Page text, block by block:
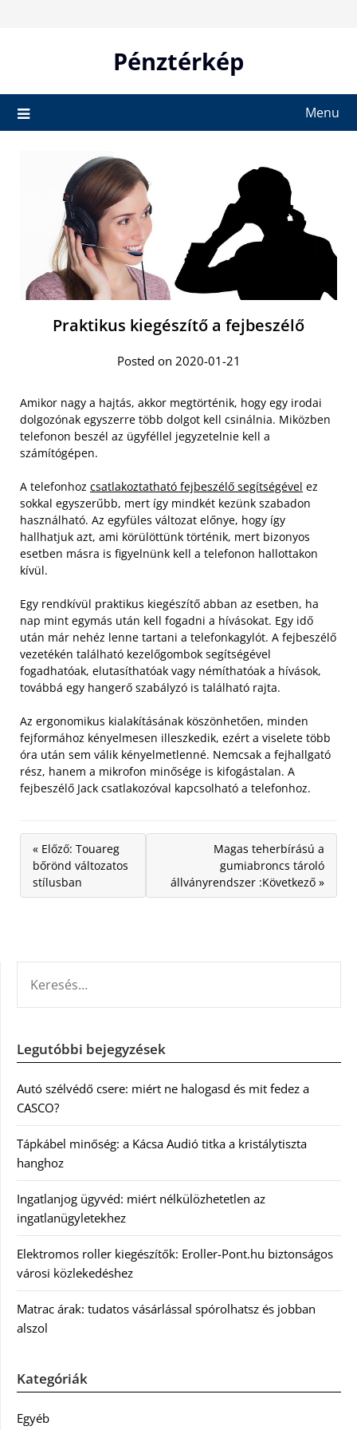
Pénztérkép
Menu
Praktikus kiegészítő a fejbeszélő
Posted on 2020-01-21
Amikor nagy a hajtás, akkor megtörténik, hogy egy irodai
dolgozónak egyszerre több dolgot kell csinálnia. Miközben
telefonon beszél az ügyféllel jegyzetelnie kell a
számítógépen.
A telefonhoz csatlakoztatható fejbeszélő segítségével ez
sokkal egyszerűbb, mert így mindkét kezünk szabadon
használható. Az egyfüles változat előnye, hogy így
hallhatjuk azt, ami körülöttünk történik, mert bizonyos
esetben másra is figyelnünk kell a telefonon hallottakon
kívül.
Egy rendkívül praktikus kiegészítő abban az esetben, ha
nap mint egymás után kell fogadni a hívásokat. Egy idő
után már nehéz lenne tartani a telefonkagylót. A fejbeszélő
vezetékén található kezelőgombok segítségével
fogadhatóak, elutasíthatóak vagy némíthatóak a hívások,
továbbá egy hangerő szabályzó is található rajta.
Az ergonomikus kialakításának köszönhetően, minden
fejformához kényelmesen illeszkedik, ezért a viselete több
óra után sem válik kényelmetlenné. Nemcsak a fejhallgató
rész, hanem a mikrofon minősége is kifogástalan. A
fejbeszélő Jack csatlakozóval kapcsolható a telefonhoz.
« Előző: Touareg
bőrönd változatos
stílusban
Magas teherbírású a
gumiabroncs tároló
állványrendszer :Következő »
Legutóbbi bejegyzések
Autó szélvédő csere: miért ne halogasd és mit fedez a
CASCO?
Tápkábel minőség: a Kácsa Audió titka a kristálytiszta
hanghoz
Ingatlanjog ügyvéd: miért nélkülözhetetlen az
ingatlanügyletekhez
Elektromos roller kiegészítők: Eroller-Pont.hu biztonságos
városi közlekedéshez
Matrac árak: tudatos vásárlással spórolhatsz és jobban
alszol
Kategóriák
Egyéb